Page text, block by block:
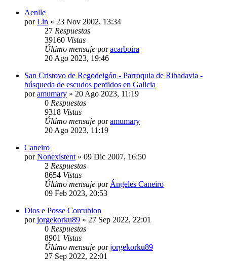
Aenlle
porLin » 23 Nov 2002, 13:34
27 Respuestas
39160 Vistas
Último mensaje poracarboira
20 Ago 2023, 19:46
San Cristovo de Regodeigón - Parroquia de Ribadavia -
búsqueda de escudos perdidos en Galicia
poramumary » 20 Ago 2023, 11:19
0 Respuestas
9318 Vistas
Último mensaje poramumary
20 Ago 2023, 11:19
Caneiro
porNonexistent » 09 Dic 2007, 16:50
2 Respuestas
8654 Vistas
Último mensaje por Ángeles Caneiro
09 Feb 2023, 20:53
Dios e Posse Corcubion
porjorgekorku89 » 27 Sep 2022, 22:01
0 Respuestas
8901 Vistas
Último mensaje porjorgekorku89
27 Sep 2022, 22:01